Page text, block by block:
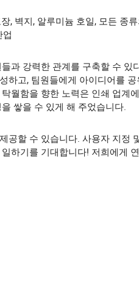
, 벽지, 알루미늄 호일, 모든 종류
업
과 강력한 관계를 구축할 수 있
하고, 팀원들에게 아이디어를 공
월함을 향한 노력은 인쇄 업계
쌓을 수 있게 해 주었습니다.
공할 수 있습니다. 사용자 지정
하기를 기대합니다! 저희에게